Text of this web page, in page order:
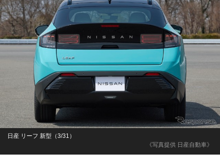
《写真提供 日産自動車》
日産 リーフ 新型（3/31）